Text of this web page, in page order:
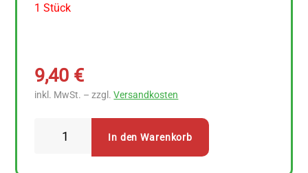
1 Stück
9,40 €
inkl. MwSt. – zzgl.Versandkosten
In den Warenkorb